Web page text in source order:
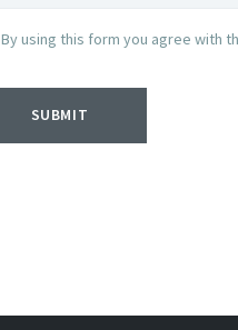
By using this form you agree with